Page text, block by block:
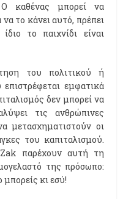
Ο καθένας μπορεί να
να το κάνει αυτό, πρέπει
το παιχνίδι είναι
του πολιτικού ή
εμφατικά
δεν μπορεί να
τις ανθρώπινες
μετασχηματιστούν οι
του καπιταλισμού.
παρέχουν αυτή τη
της πρόσωπο:
μπορείς κι εσύ!